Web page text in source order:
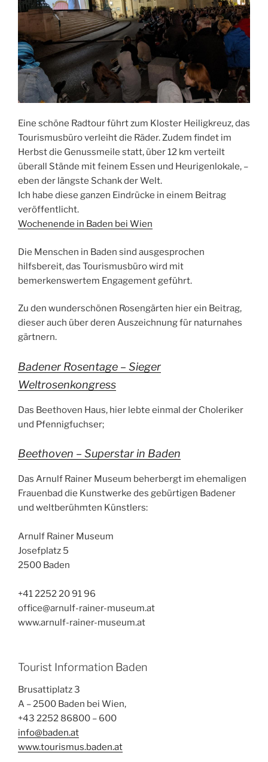
Eine schöne Radtour führt zum Kloster Heiligkreuz, das
Tourismusbüro verleiht die Räder. Zudem findet im
Herbst die Genussmeile statt, über 12 km verteilt
überall Stände mit feinem Essen und Heurigenlokale, –
eben der längste Schank der Welt.
Ich habe diese ganzen Eindrücke in einem Beitrag
veröffentlicht.
Wochenende in Baden bei Wien
Die Menschen in Baden sind ausgesprochen
hilfsbereit, das Tourismusbüro wird mit
bemerkenswertem Engagement geführt.
Zu den wunderschönen Rosengärten hier ein Beitrag,
dieser auch über deren Auszeichnung für naturnahes
gärtnern.
Badener Rosentage – Sieger
Weltrosenkongress
Das Beethoven Haus, hier lebte einmal der Choleriker
und Pfennigfuchser;
Beethoven – Superstar in Baden
Das Arnulf Rainer Museum beherbergt im ehemaligen
Frauenbad die Kunstwerke des gebürtigen Badener
und weltberühmten Künstlers:
Arnulf Rainer Museum
Josefplatz 5
2500 Baden
+41 2252 20 91 96
office@arnulf-rainer-museum.at
www.arnulf-rainer-museum.at
Tourist Information Baden
Brusattiplatz 3
A – 2500 Baden bei Wien,
+43 2252 86800 – 600
info@baden.at
www.tourismus.baden.at